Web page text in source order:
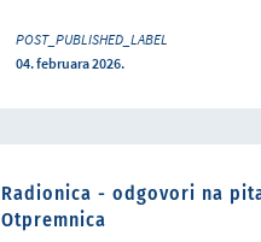
POST_PUBLISHED_LABEL
04. februara 2026.
Radionica - odgovori na
Otpremnica